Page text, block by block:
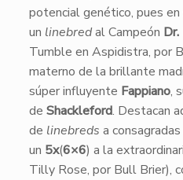
potencial genético, pues en
un linebredal Campeón Dr.
Tumble en Aspidistra, por
materno de la brillante
súper influyente Fappiano,
de Shackleford. Destacan
de linebreds a
un 5x(6×6) a la
Tilly Rose, por Bull Brier),